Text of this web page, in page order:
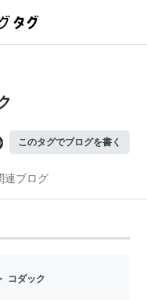
このタグでブログを書く
連ブログ
コダック